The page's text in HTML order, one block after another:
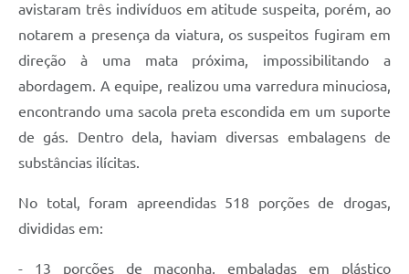
Carta de Serviços
Arquivos para Download
Contas Públicas
Links Úteis
avistaram três indivíduos em atitude suspeita, porém, ao
notarem a presença da viatura, os suspeitos fugiram em
direção à uma mata próxima, impossibilitando a
abordagem. A equipe, realizou uma varredura minuciosa,
encontrando uma sacola preta escondida em um suporte
de gás. Dentro dela, haviam diversas embalagens de
substâncias ilícitas.
No total, foram apreendidas 518 porções de drogas,
divididas em:
- 13 porções de maconha, embaladas em plástico